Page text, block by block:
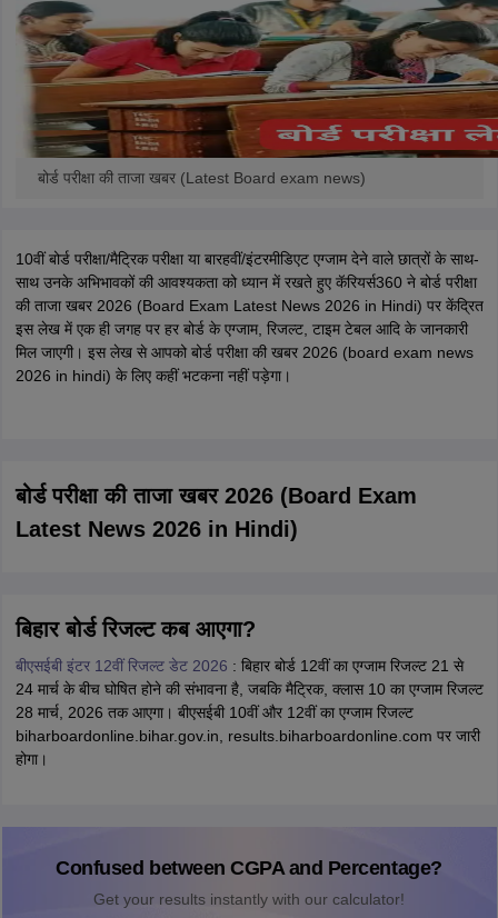
बोर्ड परीक्षा की ताजा खबर (Latest Board exam news)
10वीं बोर्ड परीक्षा/मैट्रिक परीक्षा या बारहवीं/इंटरमीडिएट एग्जाम देने वाले छात्रों के साथ-
साथ उनके अभिभावकों की आवश्यकता को ध्यान में रखते हुए कॅरियर्स360 ने बोर्ड परीक्षा
की ताजा खबर 2026 (Board Exam Latest News 2026 in Hindi) पर केंद्रित
इस लेख में एक ही जगह पर हर बोर्ड के एग्जाम, रिजल्ट, टाइम टेबल आदि के जानकारी
मिल जाएगी। इस लेख से आपको बोर्ड परीक्षा की खबर 2026 (board exam news
2026 in hindi) के लिए कहीं भटकना नहीं पड़ेगा।
बोर्ड परीक्षा की ताजा खबर 2026 (Board Exam
Latest News 2026 in Hindi)
बिहार बोर्ड रिजल्ट कब आएगा?
बीएसईबी इंटर 12वीं रिजल्ट डेट 2026 : बिहार बोर्ड 12वीं का एग्जाम रिजल्ट 21 से
24 मार्च के बीच घोषित होने की संभावना है, जबकि मैट्रिक, क्लास 10 का एग्जाम रिजल्ट
28 मार्च, 2026 तक आएगा। बीएसईबी 10वीं और 12वीं का एग्जाम रिजल्ट
biharboardonline.bihar.gov.in, results.biharboardonline.com पर जारी
होगा।
Confused between CGPA and Percentage?
Get your results instantly with our calculator!